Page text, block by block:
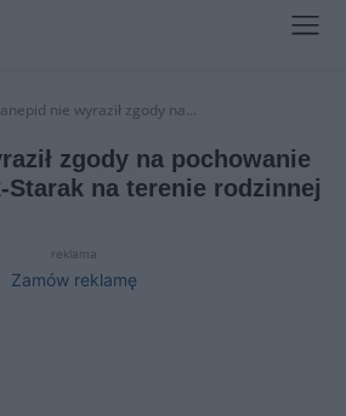
nie wyraził zgody na...
zgody na pochowanie
Starak na terenie rodzinnej
reklama
Zamów reklamę